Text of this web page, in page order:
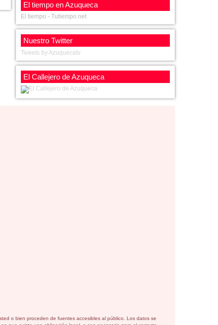
El tiempo en Azuqueca
El tiempo - Tutiempo.net
Nuestro Twitter
Tweets by Azuquecatv
El Callejero de Azuqueca
o bien proceden de fuentes accesibles al público. Los datos se